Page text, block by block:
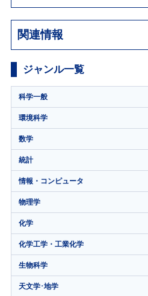
関連情報
ジャンル一覧
科学一般
環境科学
数学
統計
情報・コンピュータ
物理学
化学
化学工学・工業化学
生物科学
天文学･地学